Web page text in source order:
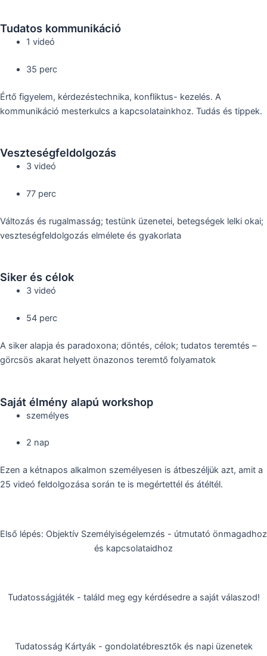
Tudatos kommunikáció
1 videó
35 perc
Értő figyelem, kérdezéstechnika, konfliktus- kezelés. A
kommunikáció mesterkulcs a kapcsolatainkhoz. Tudás és tippek.
Veszteségfeldolgozás
3 videó
77 perc
Változás és rugalmasság; testünk üzenetei, betegségek lelki okai;
veszteségfeldolgozás elmélete és gyakorlata
Siker és célok
3 videó
54 perc
A siker alapja és paradoxona; döntés, célok; tudatos teremtés –
görcsös akarat helyett önazonos teremtő folyamatok
Saját élmény alapú workshop
személyes
2 nap
Ezen a kétnapos alkalmon személyesen is átbeszéljük azt, amit a
25 videó feldolgozása során te is megértettél és átéltél.
Első lépés: Objektív Személyiségelemzés - útmutató önmagadhoz
és kapcsolataidhoz
Tudatosságjáték - találd meg egy kérdésedre a saját válaszod!
Tudatosság Kártyák - gondolatébresztők és napi üzenetek